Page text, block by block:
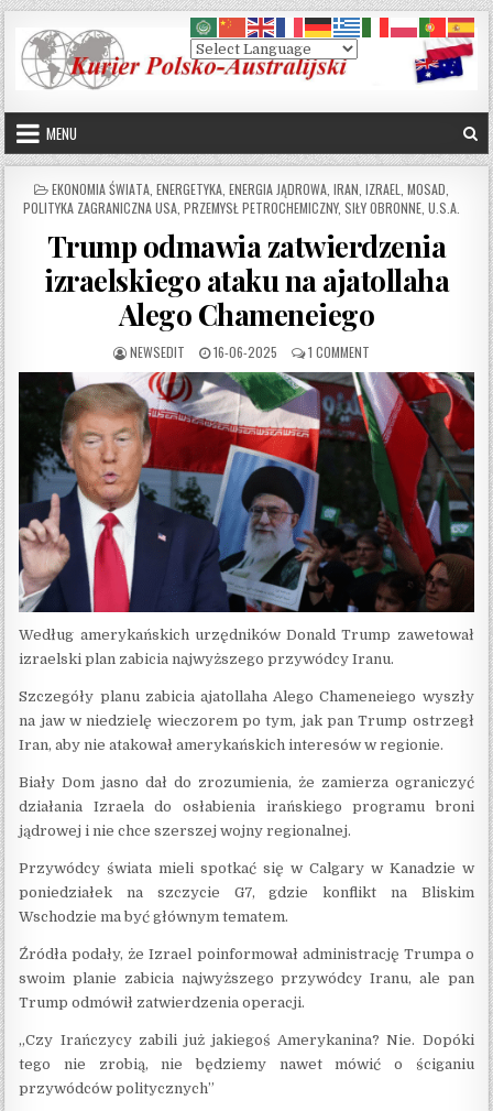
Skip to content
MENU
POSTED IN
EKONOMIA ŚWIATA, ENERGETYKA, ENERGIA JĄDROWA, IRAN IZRAEL MOSAD
POLITYKA ZAGRANICZNA USA, PRZEMYSŁ PETROCHEMICZNY, SIŁY OBRONNE, U.S.A.
Trump odmawia zatwierdzenia
izraelskiego ataku na ajatollaha
Alego Chameneiego
AUTHOR:
NEWSEDIT PUBLISHED DATE:
16-06-2025 1 COMMENTON TRUMP ODMAWIA
Według amerykańskich urzędników Donald Trump zawetował
izraelski plan zabicia najwyższego przywódcy Iranu.
Szczegóły planu zabicia ajatollaha Alego Chameneiego wyszły
na jaw w niedzielę wieczorem po tym, jak pan Trump ostrzegł
Iran, aby nie atakował amerykańskich interesów w regionie.
Biały Dom jasno dał do zrozumienia, że ​​zamierza ograniczyć
działania Izraela do osłabienia irańskiego programu broni
jądrowej i nie chce szerszej wojny regionalnej.
Przywódcy świata mieli spotkać się w Calgary w Kanadzie w
poniedziałek na szczycie G7, gdzie konflikt na Bliskim
Wschodzie ma być głównym tematem.
Źródła podały, że Izrael poinformował administrację Trumpa o
swoim planie zabicia najwyższego przywódcy Iranu, ale pan
Trump odmówił zatwierdzenia operacji.
„Czy Irańczycy zabili już jakiegoś Amerykanina? Nie. Dopóki
tego nie zrobią, nie będziemy nawet mówić o ściganiu
przywódców politycznych”